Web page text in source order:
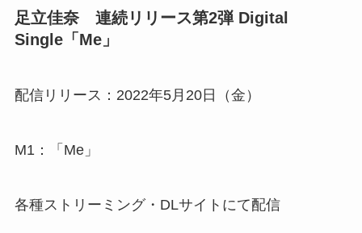
足立佳奈 連続リリース第2弾 Digital
Single「Me」
配信リリース：2022年5月20日（金）
M1：「Me」
各種ストリーミング・DLサイトにて配信